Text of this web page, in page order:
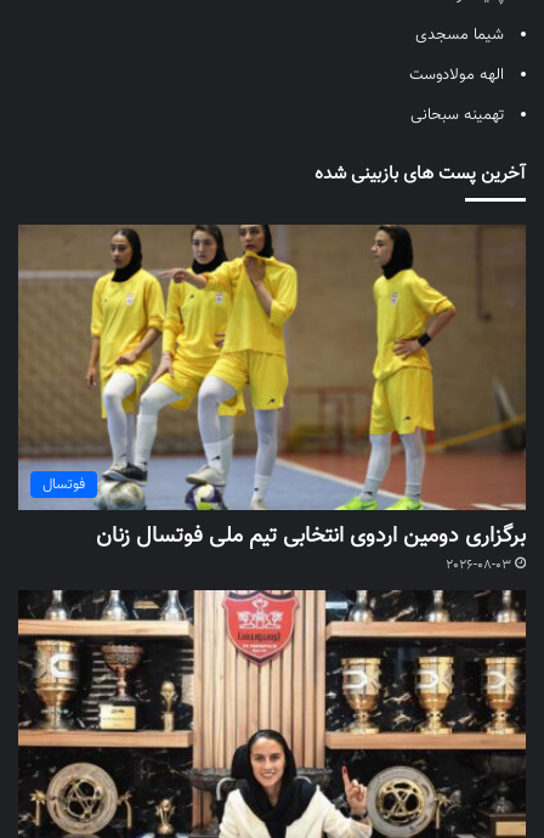
شیما مسجدی
الهه مولادوست
تهمینه سبحانی
آخرین پست های بازبینی شده
فوتسال
برگزاری دومین اردوی انتخابی تیم ملی فوتسال زنان
2026-08-03